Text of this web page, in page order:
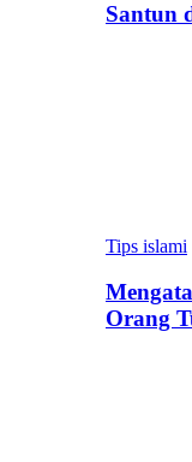
Santun
Tips islami
Orang